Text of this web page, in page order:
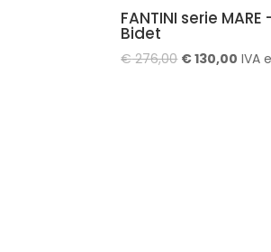
FANTINI serie MARE
Bidet
€276,00 Il
€130,00 IlIVA